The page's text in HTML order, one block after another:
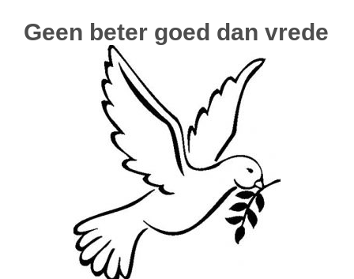
Geen beter goed dan vrede